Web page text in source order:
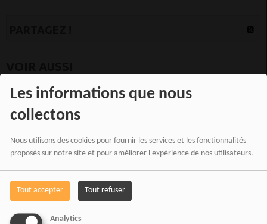
Les informations que nous
collectons
Nous utilisons des cookies pour fournir les services et les fonctionnalités
proposés sur notre site et pour améliorer l'expérience de nos utilisateurs.
Tout accepter Tout refuser
Analytics